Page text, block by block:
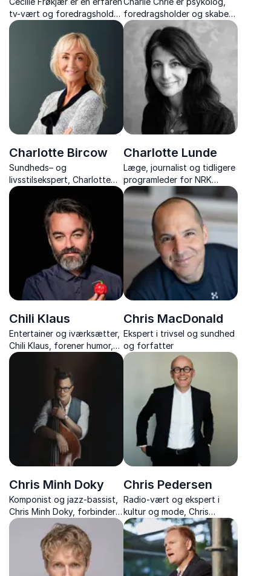
tv-vært og foredragsholder,
der med varme og humor
deler indsigter fra et liv
fyldt med nærværende
samtaler og inspirerende
foredragsholder og skaber
af TikTokTerapi med fokus
på trivsel, selvudvikling og
mental sundhed.
Charlotte Bircow
Sundheds– og
livsstilsekspert, Charlotte
Bircow, motiverer med
livsglæde, humor og styrke
til både arbejde og privatliv.
Charlotte Lunde
Læge, journalist og tidligere
programleder for NRK
Barne-TV med foredrag om
legens enestående
betydning for sundhed og
udvikling.
Chili Klaus
Entertainer og iværksætter,
Chili Klaus, forener humor,
chili og viral marketing i et
uforglemmeligt foredrag.
Chris MacDonald
Ekspert i trivsel og sundhed
og forfatter
Chris Minh Doky
Komponist og jazz-bassist,
Chris Minh Doky, forbinder
musik, nærvær og
samarbejde i inspirerende
foredrag.
Chris Pedersen
Radio-vært og ekspert i
kultur og mode, Chris
Pedersen, inspirerer med
foredrag om mode, kultur
og samfund – altid med kant
og humor.